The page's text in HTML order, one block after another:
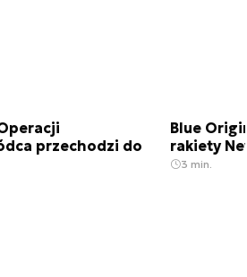
przechodzi do
Blue
rakiety
3 min.